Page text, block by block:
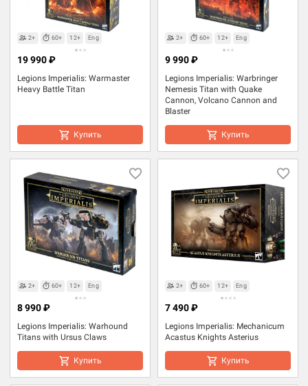
2+ 60+ 12+ Eng
Legions Imperialis: Warmaster
Heavy Battle Titan
19 990 ₽
Купить
2+ 60+ 12+ Eng
Legions Imperialis: Warbringer
Nemesis Titan with Quake
Cannon, Volcano Cannon and
Blaster
9 990 ₽
Купить
2+ 60+ 12+ Eng
Legions Imperialis: Warhound
Titans with Ursus Claws
8 990 ₽
Купить
2+ 60+ 12+ Eng
Legions Imperialis: Mechanicum
Acastus Knights Asterius
7 490 ₽
Купить